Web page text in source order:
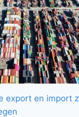
export en import